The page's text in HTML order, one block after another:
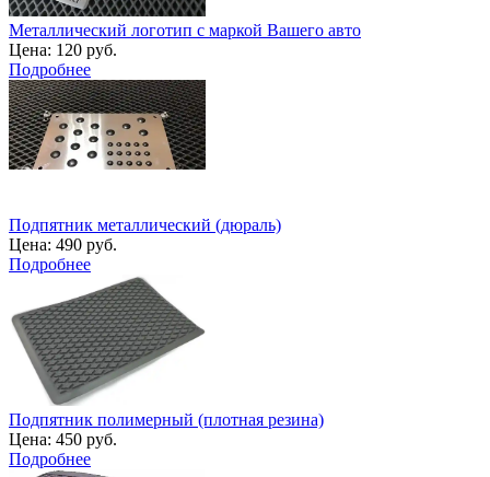
Металлический логотип с маркой Вашего авто
Цена: 120 руб.
Подробнее
Подпятник металлический (дюраль)
Цена: 490 руб.
Подробнее
Подпятник полимерный (плотная резина)
Цена: 450 руб.
Подробнее